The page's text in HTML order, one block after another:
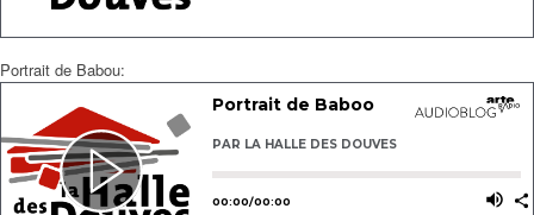
Portrait de Babou: